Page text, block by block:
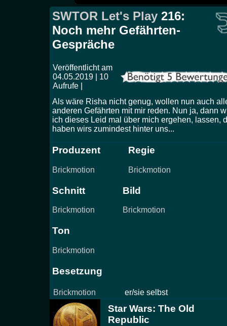
SWTOR Let's Play 216:
Noch mehr Gefährten-
Gespräche
Veröffentlicht am
04.05.2019 | 10
Aufrufe |
Als wäre Risha nicht genug, wollen nun auch
anderen Gefährten mit mir reden. Nun ja, dann
ich dieses Leid mal über mich ergehen, lassen,
haben wirs zumindest hinter uns...
Produzent
Brickmotion
Regie
Brickmotion
Schnitt
Brickmotion
Bild
Brickmotion
Ton
Brickmotion
Besetzung
Brickmotion er/sie selbst
Star Wars: The Old
Republic